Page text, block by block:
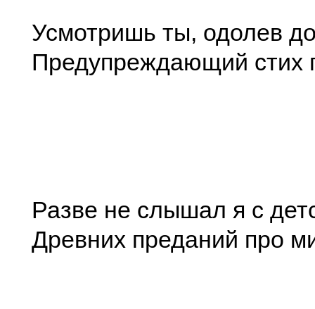
Усмотришь ты, одолев
Предупреждающий стих
Разве не слышал я с
Древних преданий про